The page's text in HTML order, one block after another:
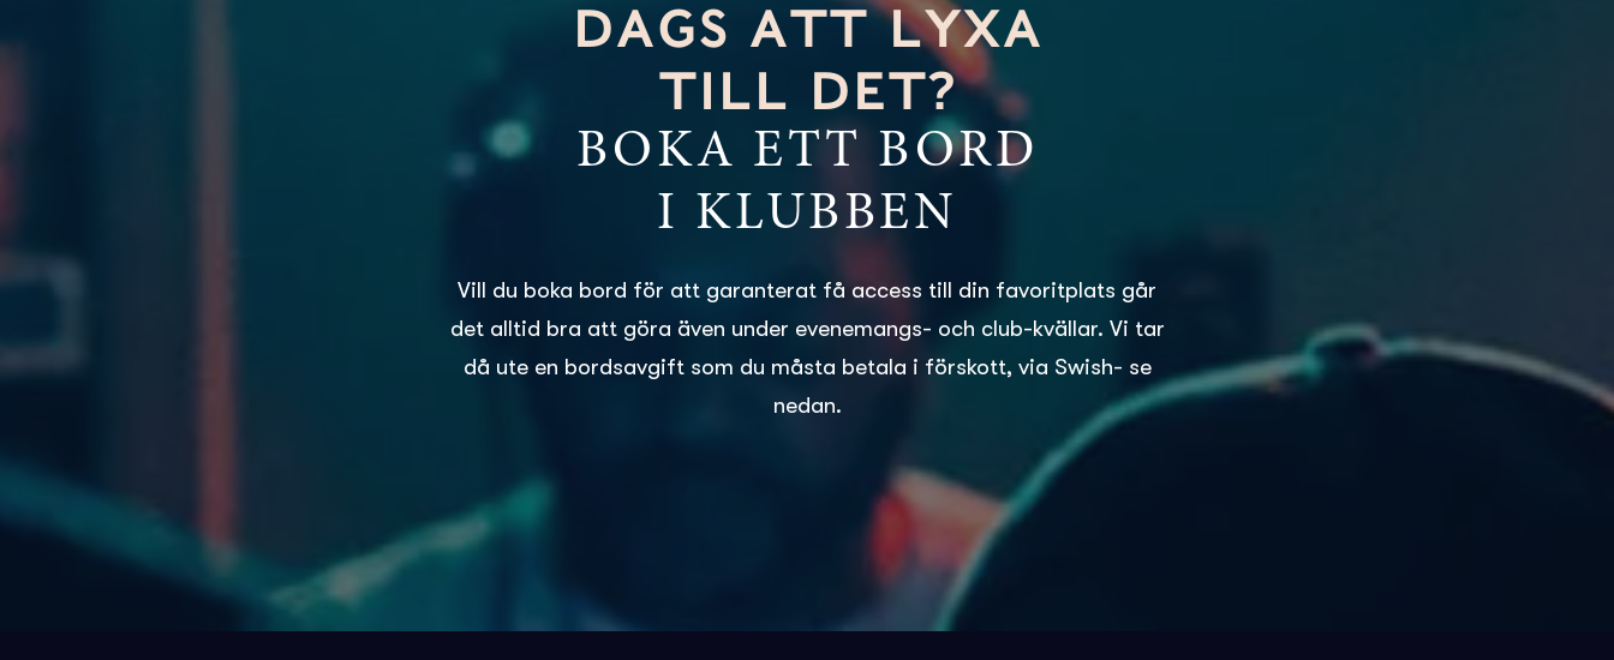
DAGS ATT LYXA
TILL DET?
BOKA ETT BORD
I KLUBBEN
Vill du boka bord för att garanterat få access till din favoritplats går
det alltid bra att göra även under evenemangs- och club-kvällar. Vi tar
då ute en bordsavgift som du måsta betala i förskott, via Swish- se
nedan.